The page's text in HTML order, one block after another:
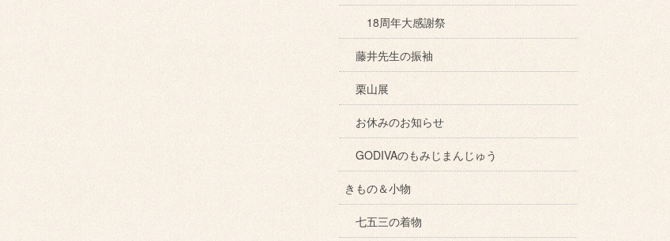
18周年大感謝祭
藤井先生の振袖
栗山展
お休みのお知らせ
GODIVAのもみじまんじゅう
きもの＆小物
七五三の着物